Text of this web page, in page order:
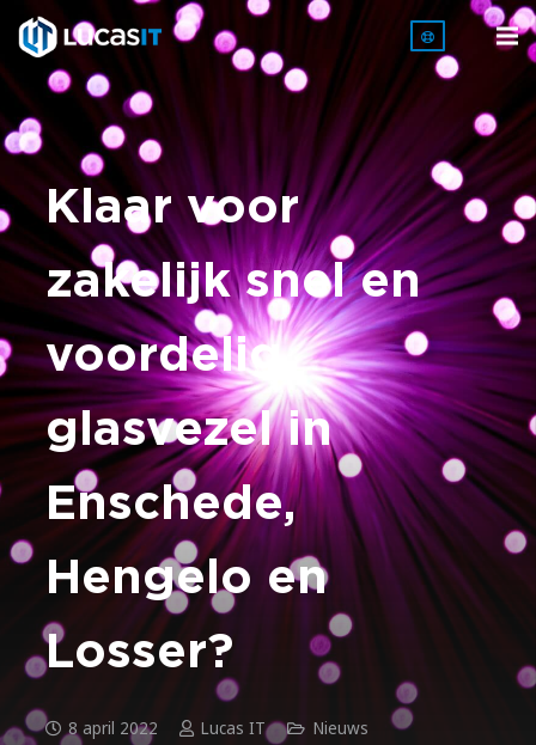
Klaar voor
zakelijk snel en
voordelig
glasvezel in
Enschede,
Hengelo en
Losser?
8 april 2022 Lucas IT Nieuws